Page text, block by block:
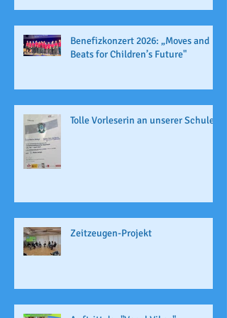
Benefizkonzert 2026: „Moves and
Beats for Children’s Future"
Tolle Vorleserin an unserer Schule
Zeitzeugen-Projekt